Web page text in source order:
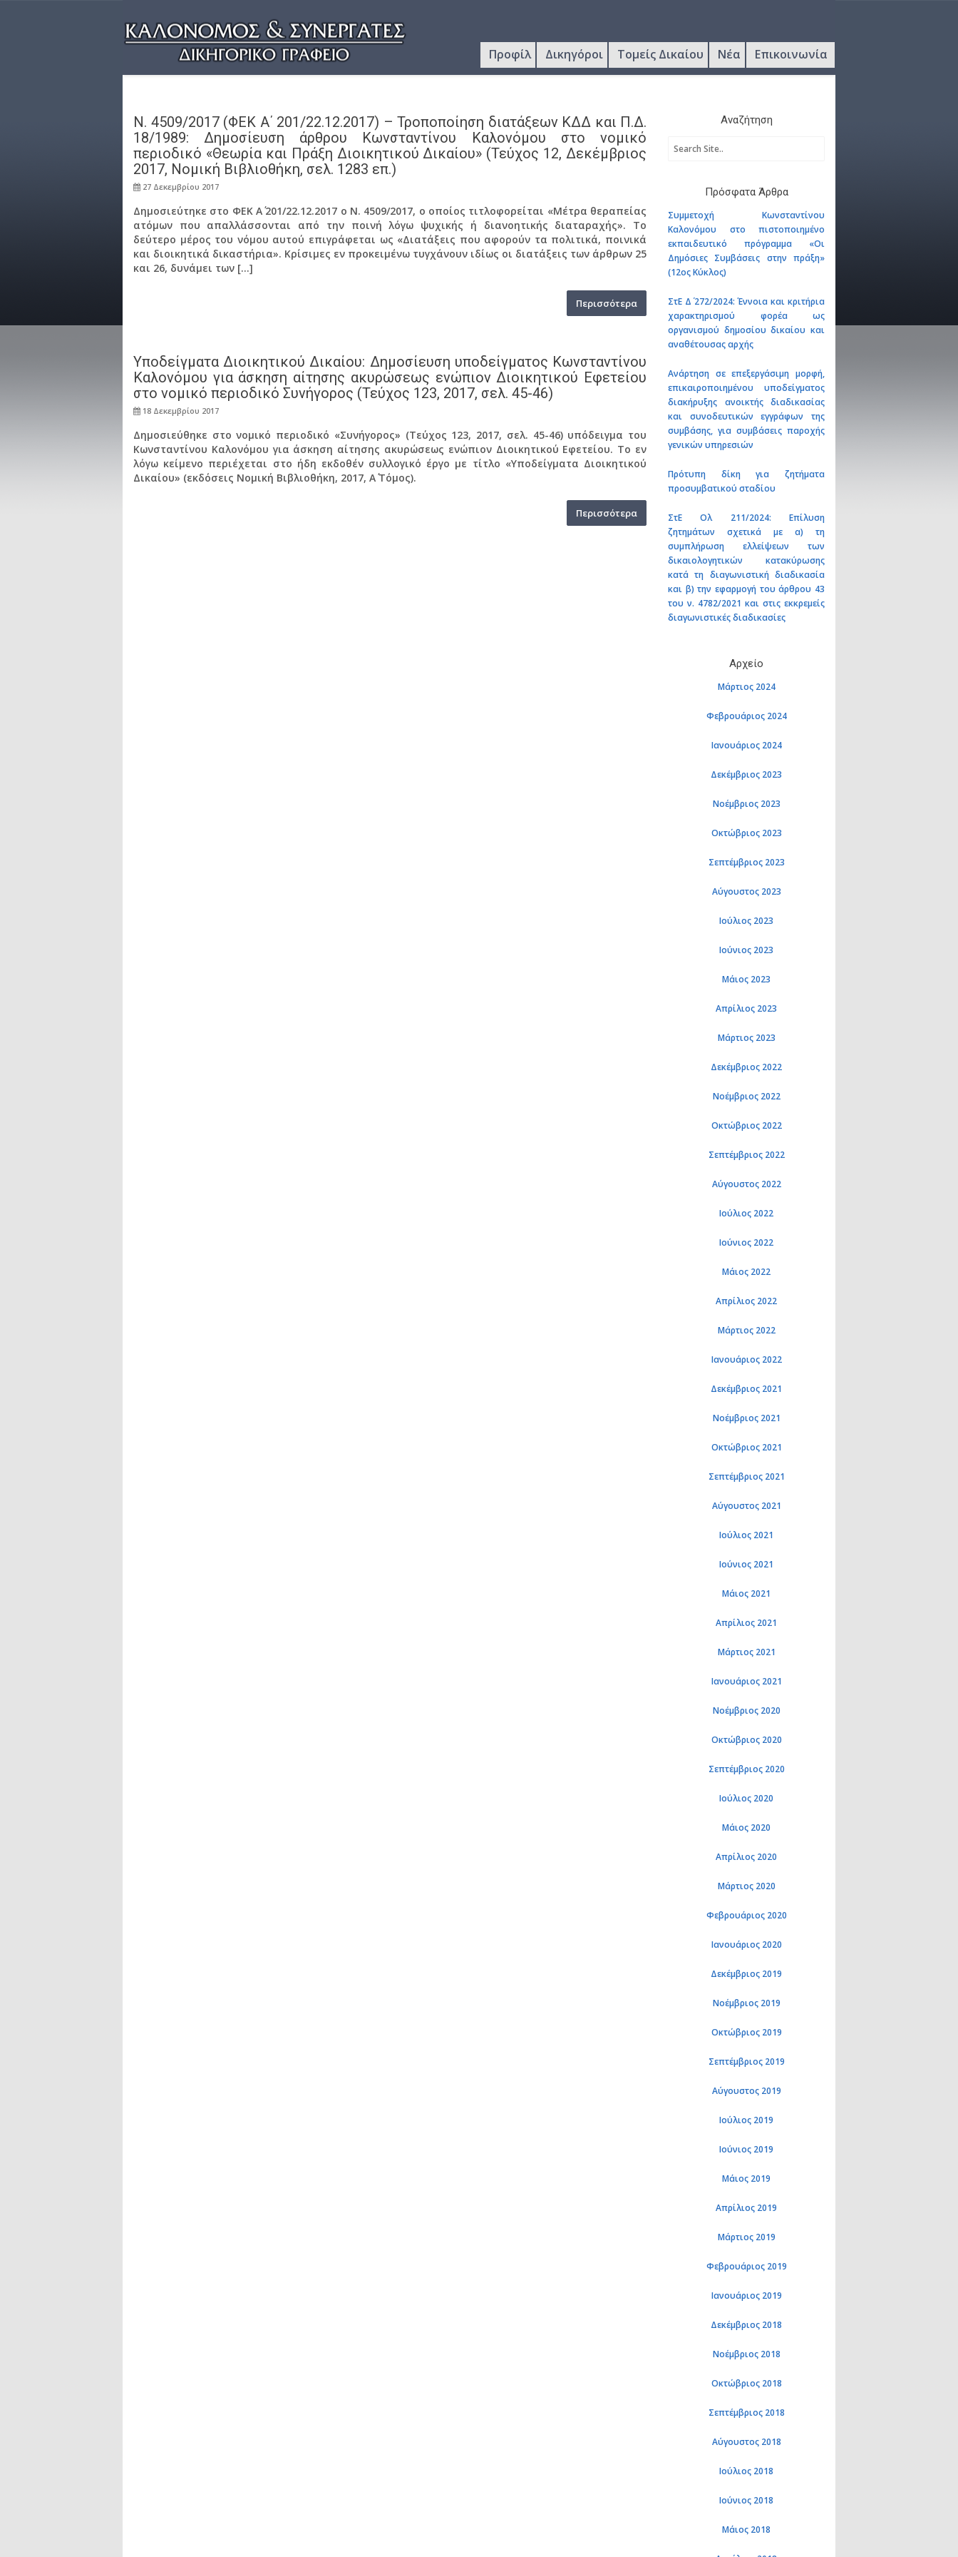
Προφίλ Δικηγόροι Τομείς Δικαίου Νέα Επικοινωνία
N. 4509/2017 (ΦΕΚ Α΄ 201/22.12.2017) – Τροποποίηση διατάξεων ΚΔΔ και Π.Δ.
18/1989: Δημοσίευση άρθρου Κωνσταντίνου Καλονόμου στο νομικό
περιοδικό «Θεωρία και Πράξη Διοικητικού Δικαίου» (Τεύχος 12, Δεκέμβριος
2017, Νομική Βιβλιοθήκη, σελ. 1283 επ.)
27 Δεκεμβρίου 2017
Δημοσιεύτηκε στο ΦΕΚ Α΄ 201/22.12.2017 ο Ν. 4509/2017, ο οποίος τιτλοφορείται «Μέτρα θεραπείας
ατόμων που απαλλάσσονται από την ποινή λόγω ψυχικής ή διανοητικής διαταραχής». Το
δεύτερο μέρος του νόμου αυτού επιγράφεται ως «Διατάξεις που αφορούν τα πολιτικά, ποινικά
και διοικητικά δικαστήρια». Κρίσιμες εν προκειμένω τυγχάνουν ιδίως οι διατάξεις των άρθρων 25
και 26, δυνάμει των […]
Περισσότερα
Υποδείγματα Διοικητικού Δικαίου: Δημοσίευση υποδείγματος Κωνσταντίνου
Καλονόμου για άσκηση αίτησης ακυρώσεως ενώπιον Διοικητικού Εφετείου
στο νομικό περιοδικό Συνήγορος (Τεύχος 123, 2017, σελ. 45-46)
18 Δεκεμβρίου 2017
Δημοσιεύθηκε στο νομικό περιοδικό «Συνήγορος» (Τεύχος 123, 2017, σελ. 45-46) υπόδειγμα του
Κωνσταντίνου Καλονόμου για άσκηση αίτησης ακυρώσεως ενώπιον Διοικητικού Εφετείου. Το εν
λόγω κείμενο περιέχεται στο ήδη εκδοθέν συλλογικό έργο με τίτλο «Υποδείγματα Διοικητικού
Δικαίου» (εκδόσεις Νομική Βιβλιοθήκη, 2017, Α΄ Τόμος).
Περισσότερα
Αναζήτηση
Πρόσφατα Άρθρα
Συμμετοχή Κωνσταντίνου
Καλονόμου στο πιστοποιημένο
εκπαιδευτικό πρόγραμμα «Οι
Δημόσιες Συμβάσεις στην πράξη»
(12ος Κύκλος)
ΣτΕ Δ΄ 272/2024: Έννοια και κριτήρια
χαρακτηρισμού φορέα ως
οργανισμού δημοσίου δικαίου και
αναθέτουσας αρχής
Ανάρτηση σε επεξεργάσιμη μορφή,
επικαιροποιημένου υποδείγματος
διακήρυξης ανοικτής διαδικασίας
και συνοδευτικών εγγράφων της
συμβάσης, για συμβάσεις παροχής
γενικών υπηρεσιών
Πρότυπη δίκη για ζητήματα
προσυμβατικού σταδίου
ΣτΕ Ολ 211/2024: Επίλυση
ζητημάτων σχετικά με α) τη
συμπλήρωση ελλείψεων των
δικαιολογητικών κατακύρωσης
κατά τη διαγωνιστική διαδικασία
και β) την εφαρμογή του άρθρου 43
του ν. 4782/2021 και στις εκκρεμείς
διαγωνιστικές διαδικασίες
Αρχείο
Μάρτιος 2024
Φεβρουάριος 2024
Ιανουάριος 2024
Δεκέμβριος 2023
Νοέμβριος 2023
Οκτώβριος 2023
Σεπτέμβριος 2023
Αύγουστος 2023
Ιούλιος 2023
Ιούνιος 2023
Μάιος 2023
Απρίλιος 2023
Μάρτιος 2023
Δεκέμβριος 2022
Νοέμβριος 2022
Οκτώβριος 2022
Σεπτέμβριος 2022
Αύγουστος 2022
Ιούλιος 2022
Ιούνιος 2022
Μάιος 2022
Απρίλιος 2022
Μάρτιος 2022
Ιανουάριος 2022
Δεκέμβριος 2021
Νοέμβριος 2021
Οκτώβριος 2021
Σεπτέμβριος 2021
Αύγουστος 2021
Ιούλιος 2021
Ιούνιος 2021
Μάιος 2021
Απρίλιος 2021
Μάρτιος 2021
Ιανουάριος 2021
Νοέμβριος 2020
Οκτώβριος 2020
Σεπτέμβριος 2020
Ιούλιος 2020
Μάιος 2020
Απρίλιος 2020
Μάρτιος 2020
Φεβρουάριος 2020
Ιανουάριος 2020
Δεκέμβριος 2019
Νοέμβριος 2019
Οκτώβριος 2019
Σεπτέμβριος 2019
Αύγουστος 2019
Ιούλιος 2019
Ιούνιος 2019
Μάιος 2019
Απρίλιος 2019
Μάρτιος 2019
Φεβρουάριος 2019
Ιανουάριος 2019
Δεκέμβριος 2018
Νοέμβριος 2018
Οκτώβριος 2018
Σεπτέμβριος 2018
Αύγουστος 2018
Ιούλιος 2018
Ιούνιος 2018
Μάιος 2018